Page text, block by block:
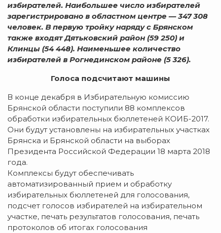
избирателей. Наибольшее число избирателей
зарегистрировано в областном центре — 347 308
человек. В первую тройку наряду с Брянском
также входят Дятьковский район (59 250) и
Клинцы (54 448). Наименьшее количество
избирателей в Рогнединском районе (5 326).
Голоса подсчитают машины
В конце декабря в Избирательную комиссию
Брянской области поступили 88 комплексов
обработки избирательных бюллетеней КОИБ-2017.
Они будут установлены на избирательных участках
Брянска и Брянской области на выборах
Президента Российской Федерации 18 марта 2018
года.
Комплексы будут обеспечивать
автоматизированный прием и обработку
избирательных бюллетеней для голосования,
подсчет голосов избирателей на избирательном
участке, печать результатов голосования, печать
протоколов об итогах голосования